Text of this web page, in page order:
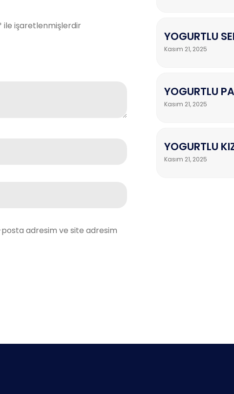
ile işaretlenmişlerdir
posta adresim ve site adresim
YOGURTLU
Kasım 21, 2025
YOGURTLU
Kasım 21, 2025
YOGURTLU
Kasım 21, 2025